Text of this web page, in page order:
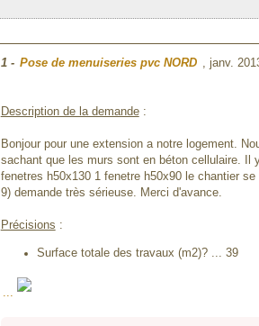
1- Pose de menuiseries pvc NORD , janv.
Description de la demande:
Bonjour pour une extension a notre logement.
sachant que les murs sont en béton cellulaire. Il
fenetres h50x130 1 fenetre h50x90 le chantier
9) demande très sérieuse. Merci d'avance.
Précisions :
Surface totale des travaux (m2)? ... 39